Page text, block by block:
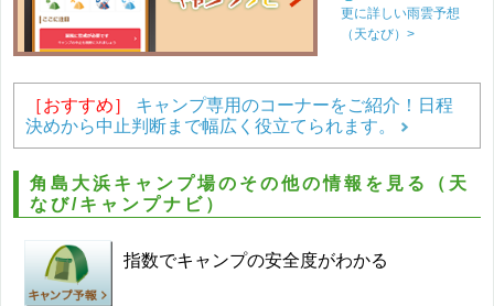
更に詳しい雨雲予想
（天なび）>
［おすすめ］
キャンプ専用のコーナーをご紹介！日程
決めから中止判断まで幅広く役立てられます。
角島大浜キャンプ場のその他の情報を見る（天
なび/キャンプナビ）
指数でキャンプの安全度がわかる